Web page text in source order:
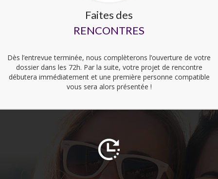
Faites des
RENCONTRES
Dès l’entrevue terminée, nous complèterons l’ouverture de votre
dossier dans les 72h. Par la suite, votre projet de rencontre
débutera immédiatement et une première personne compatible
vous sera alors présentée !